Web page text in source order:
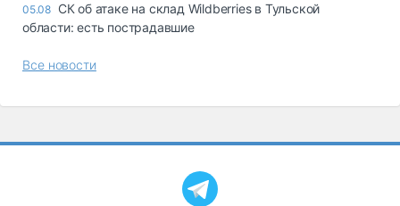
05.08 СК об атаке на склад Wildberries в Тульской
области: есть пострадавшие
Все новости